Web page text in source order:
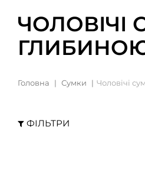
ЧОЛОВІЧІ
Головна Сумки Чоловічі
ФІЛЬТРИ